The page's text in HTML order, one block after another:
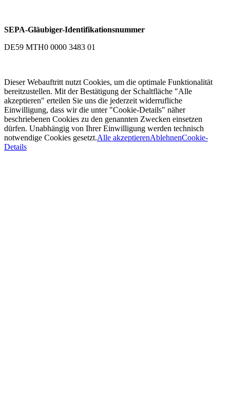
SEPA-Gläubiger-Identifikationsnummer
DE59 MTH0 0000 3483 01
Dieser Webauftritt nutzt Cookies, um die optimale Funktionalität
bereitzustellen. Mit der Bestätigung der Schaltfläche "Alle
akzeptieren" erteilen Sie uns die jederzeit widerrufliche
Einwilligung, dass wir die unter "Cookie-Details" näher
beschriebenen Cookies zu den genannten Zwecken einsetzen
dürfen. Unabhängig von Ihrer Einwilligung werden technisch
notwendige Cookies gesetzt.Alle akzeptierenAblehnenCookie-
Details